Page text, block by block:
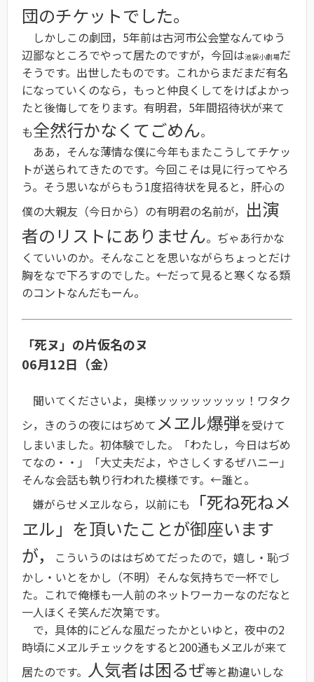
団のチケットでした。
しかしこの劇団，5年前は古河市公会堂なんてゆう
辺鄙なところでやって居たのですが，今回は池袋小劇場だ
そうです。出世したものです。これからまだまだ有名
になっていくのなら，もっと仲良くしてをけばよかっ
たと後悔してをります。有明君，5年間招待状が来て
も全然行かなくてごめん。
ああ，そんな薄情な僕に今年もまたこうしてチケッ
トが送られてきたのです。今回こそは見に行ってやろ
う。そう思いながらもう1度招待状を見ると，肝心の
僕の大親友（今日から）の有明君の名前が， 出演
者のリストにありません。ぢゃあ行かな
くていいのか。そんなことを思いながらちょっとだけ
胸をなで下ろすのでした。←だって見ると寒くなる類
のコントなんだもーん。
「死ヌ」の片仮名のヌ
06月12日（金）
聞いてくださいよ，奥様ッッッッッッッッ！ワタク
シ，きのうの夜にはぢめて メヱル爆弾を受けて
しまいました。初体験でした。「わたし，今日はぢめ
てなの・・」「大丈夫だよ，やさしくするぜハニー」
そんな会話も執り行われた模様です。←誰と。
嫌がらせメヱルなら，以前にも
「死ね死ねメ
ヱル」を頂いたことが御座います
が，
こういうのははぢめてだったので，嬉し・恥づ
かし・いとをかし（不明）そんな気持ちで一杯でし
た。これで俺様も一人前のネットワーカーなのだなと
一人ほくそ笑んだ次第です。
で，具体的にどんな風だったかといゆと，夜中の2
時頃にメヱルチェックをすると200通もメヱルが来て
居たのです。 人気者は困るぜ等と勘違いしな